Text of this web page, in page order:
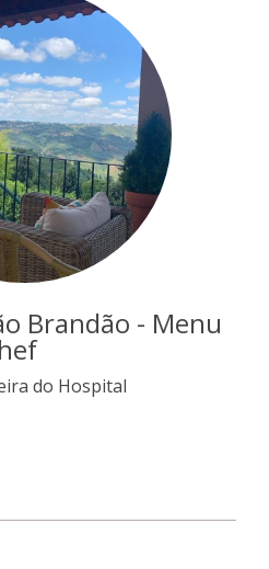
Brandão - Menu
do Hospital